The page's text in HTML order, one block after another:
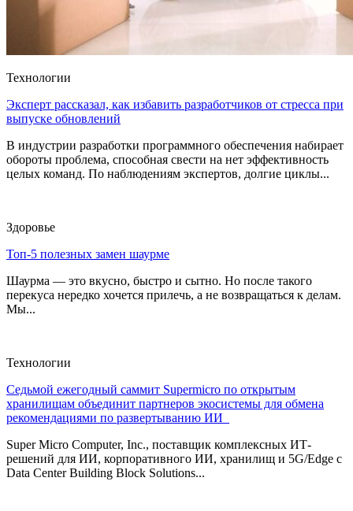
Технологии
Эксперт рассказал, как избавить разработчиков от стресса при
выпуске обновлений
В индустрии разработки программного обеспечения набирает
обороты проблема, способная свести на нет эффективность
целых команд. По наблюдениям экспертов, долгие циклы...
Здоровье
Топ-5 полезных замен шаурме
Шаурма — это вкусно, быстро и сытно. Но после такого
перекуса нередко хочется прилечь, а не возвращаться к делам.
Мы...
Технологии
Седьмой ежегодный саммит Supermicro по открытым
хранилищам объединит партнеров экосистемы для обмена
рекомендациями по развертыванию ИИ
Super Micro Computer, Inc., поставщик комплексных ИТ-
решений для ИИ, корпоративного ИИ, хранилищ и 5G/Edge с
Data Center Building Block Solutions...